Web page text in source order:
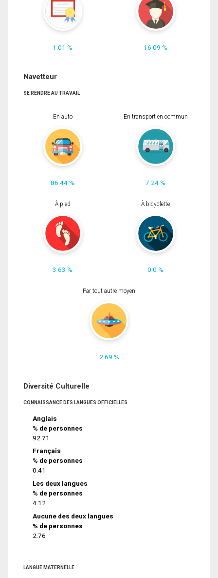
1.01 % 16.09 %
Navetteur
SE RENDRE AU TRAVAIL
En auto
86.44 %
En transport en commun
7.24 %
À pied
3.63 %
À bicyclette
0.0 %
Par tout autre moyen
2.69 %
Diversité Culturelle
CONNAISSANCE DES LANGUES OFFICIELLES
Anglais
% de personnes
92.71
Français
% de personnes
0.41
Les deux langues
% de personnes
4.12
Aucune des deux langues
% de personnes
2.76
LANGUE MATERNELLE